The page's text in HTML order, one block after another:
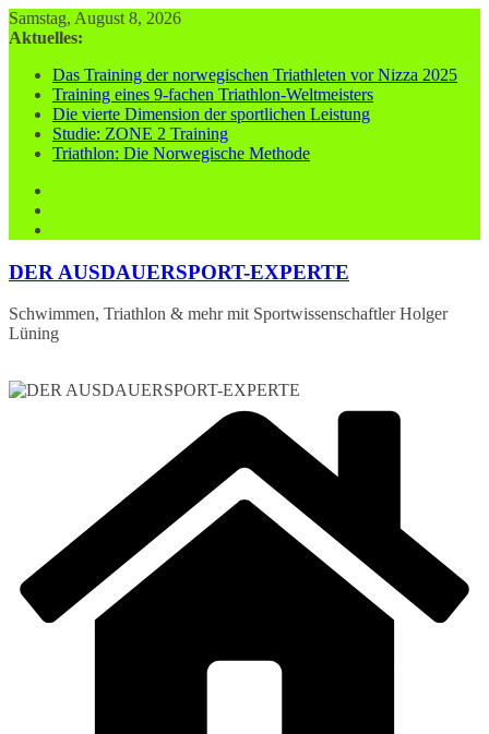
Zum
Inhalt
Samstag, August 8, 2026
Aktuelles:
Das Training der norwegischen Triathleten vor Nizza 2025
Training eines 9-fachen Triathlon-Weltmeisters
Die vierte Dimension der sportlichen Leistung
Studie: ZONE 2 Training
Triathlon: Die Norwegische Methode
DER AUSDAUERSPORT-EXPERTE
Schwimmen, Triathlon & mehr mit Sportwissenschaftler Holger
Lüning